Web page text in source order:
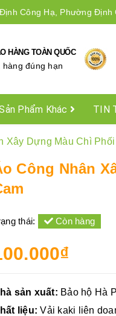
Công Hạ, Phường Định
HÀNG TOÀN QUỐC
hàng đúng hạn
Phẩm Khác TIN
Xây Dựng Màu Chì
Công Nhân
thái: Còn hàng
sản xuất: Bảo hộ Hà
liệu: Vải kaki liên